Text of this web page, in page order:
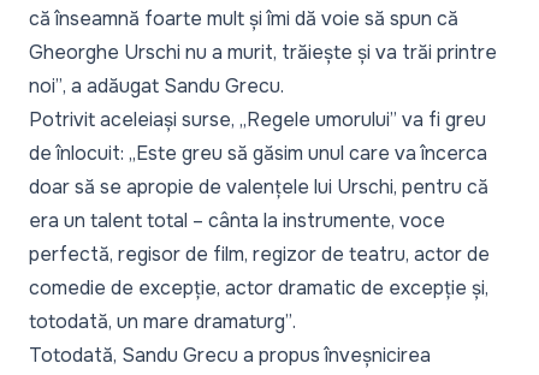
că înseamnă foarte mult și îmi dă voie să spun că
Gheorghe Urschi nu a murit, trăiește și va trăi printre
noi”, a adăugat Sandu Grecu.
Potrivit aceleiași surse, „Regele umorului” va fi greu
de înlocuit: „Este greu să găsim unul care va încerca
doar să se apropie de valențele lui Urschi, pentru că
era un talent total – cânta la instrumente, voce
perfectă, regisor de film, regizor de teatru, actor de
comedie de excepție, actor dramatic de excepție și,
totodată, un mare dramaturg”.
Totodată, Sandu Grecu a propus înveșnicirea